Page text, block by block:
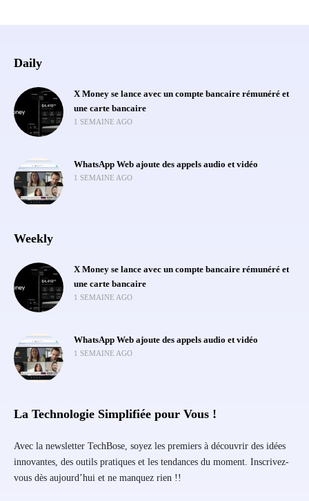
Daily
X Money se lance avec un compte bancaire rémunéré et
une carte bancaire
1 SEMAINE AGO
WhatsApp Web ajoute des appels audio et vidéo
1 SEMAINE AGO
Weekly
X Money se lance avec un compte bancaire rémunéré et
une carte bancaire
1 SEMAINE AGO
WhatsApp Web ajoute des appels audio et vidéo
1 SEMAINE AGO
La Technologie Simplifiée pour Vous !
Avec la newsletter TechBose, soyez les premiers à découvrir des idées
innovantes, des outils pratiques et les tendances du moment. Inscrivez-
vous dès aujourd’hui et ne manquez rien !!